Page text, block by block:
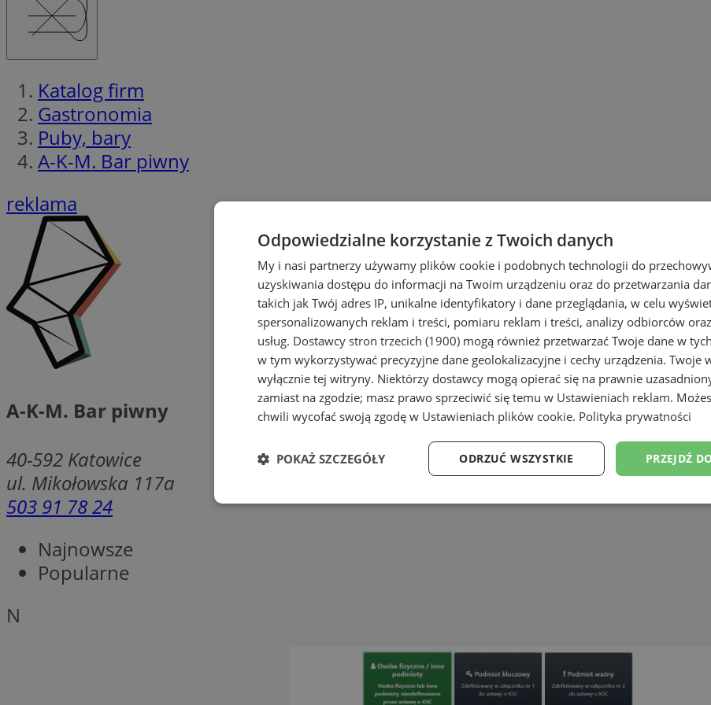
Katalog firm
Gastronomia
Puby, bary
A-K-M. Bar piwny
reklama
A-K-M. Bar piwny
40-592 Katowice
ul. Mikołowska 117a
503 91 78 24
Najnowsze
Popularne
N
Odpowiedzialne korzystanie z Twoich danych
My i nasi partnerzy używamy plików cookie i podobnych technologii do
uzyskiwania dostępu do informacji na Twoim urządzeniu oraz do przetwarzania
takich jak Twój adres IP, unikalne identyfikatory i dane przeglądania, w celu
spersonalizowanych reklam i treści, pomiaru reklam i treści, analizy odbiorców
usług. Dostawcy stron trzecich (1900) mogą również przetwarzać Twoje dane w
w tym wykorzystywać precyzyjne dane geolokalizacyjne i cechy urządzenia. Twoje
wyłącznie tej witryny. Niektórzy dostawcy mogą opierać się na prawnie
zamiast na zgodzie; masz prawo sprzeciwić się temu w Ustawieniach reklam.
chwili wycofać swoją zgodę w Ustawieniach plików cookie. Polityka prywatności
PRZEJDŹ
ODRZUĆ WSZYSTKIE
POKAŻ SZCZEGÓŁY
Niezbędne Wydajność Targetowanie Funkcjonalność
Provider
Domena
Okres
przechowywania
Opis